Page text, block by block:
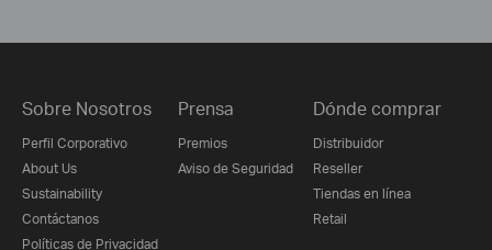
Sobre Nosotros
Perfil Corporativo
About Us
Sustainability
Contáctanos
Políticas de Privacidad
Prensa
Premios
Aviso de Seguridad
Dónde comprar
Distribuidor
Reseller
Tiendas en línea
Retail